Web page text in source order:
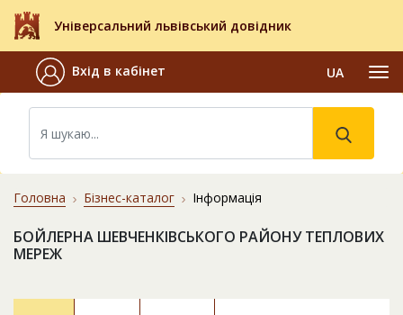
Універсальний львівський довідник
Вхід в кабінет UA
Головна Бізнес-каталог Інформація
БОЙЛЕРНА ШЕВЧЕНКІВСЬКОГО РАЙОНУ ТЕПЛОВИХ
МЕРЕЖ